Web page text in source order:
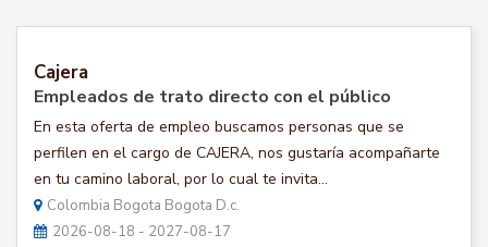
Cajera
Empleados de trato directo con el público
En esta oferta de empleo buscamos personas que se
perfilen en el cargo de CAJERA, nos gustaría acompañarte
en tu camino laboral, por lo cual te invita...
Colombia Bogota Bogota D.c.
2026-08-18 - 2027-08-17